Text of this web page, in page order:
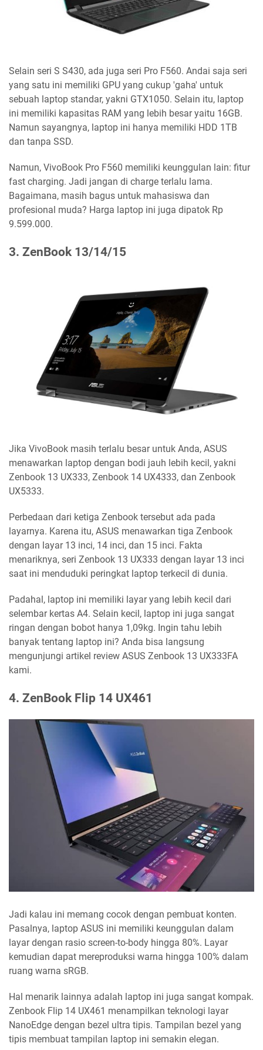
Selain seri S S430, ada juga seri Pro F560. Andai saja seri
yang satu ini memiliki GPU yang cukup 'gaha' untuk
sebuah laptop standar, yakni GTX1050. Selain itu, laptop
ini memiliki kapasitas RAM yang lebih besar yaitu 16GB.
Namun sayangnya, laptop ini hanya memiliki HDD 1TB
dan tanpa SSD.
Namun, VivoBook Pro F560 memiliki keunggulan lain: fitur
fast charging. Jadi jangan di charge terlalu lama.
Bagaimana, masih bagus untuk mahasiswa dan
profesional muda? Harga laptop ini juga dipatok Rp
9.599.000.
3. ZenBook 13/14/15
Jika VivoBook masih terlalu besar untuk Anda, ASUS
menawarkan laptop dengan bodi jauh lebih kecil, yakni
Zenbook 13 UX333, Zenbook 14 UX4333, dan Zenbook
UX5333.
Perbedaan dari ketiga Zenbook tersebut ada pada
layarnya. Karena itu, ASUS menawarkan tiga Zenbook
dengan layar 13 inci, 14 inci, dan 15 inci. Fakta
menariknya, seri Zenbook 13 UX333 dengan layar 13 inci
saat ini menduduki peringkat laptop terkecil di dunia.
Padahal, laptop ini memiliki layar yang lebih kecil dari
selembar kertas A4. Selain kecil, laptop ini juga sangat
ringan dengan bobot hanya 1,09kg. Ingin tahu lebih
banyak tentang laptop ini? Anda bisa langsung
mengunjungi artikel review ASUS Zenbook 13 UX333FA
kami.
4. ZenBook Flip 14 UX461
Jadi kalau ini memang cocok dengan pembuat konten.
Pasalnya, laptop ASUS ini memiliki keunggulan dalam
layar dengan rasio screen-to-body hingga 80%. Layar
kemudian dapat mereproduksi warna hingga 100% dalam
ruang warna sRGB.
Hal menarik lainnya adalah laptop ini juga sangat kompak.
Zenbook Flip 14 UX461 menampilkan teknologi layar
NanoEdge dengan bezel ultra tipis. Tampilan bezel yang
tipis membuat tampilan laptop ini semakin elegan.